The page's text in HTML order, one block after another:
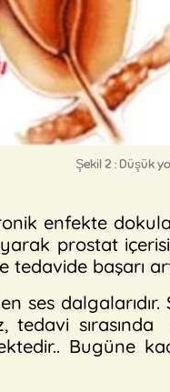
Şekil 2 : Düşük
enfekte dokular
prostat
başarı
ses
tedavi
Bugüne